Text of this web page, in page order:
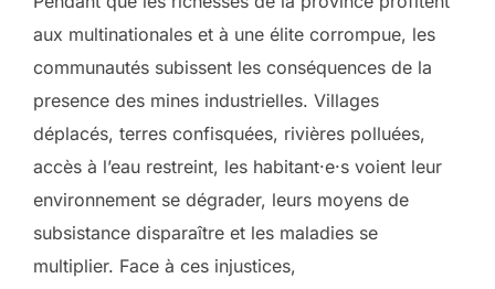
aux multinationales et à une élite corrompue, les
communautés subissent les conséquences de la
presence des mines industrielles. Villages
déplacés, terres confisquées, rivières polluées,
accès à l’eau restreint, les habitant·e·s voient leur
environnement se dégrader, leurs moyens de
subsistance disparaître et les maladies se
multiplier. Face à ces injustices,